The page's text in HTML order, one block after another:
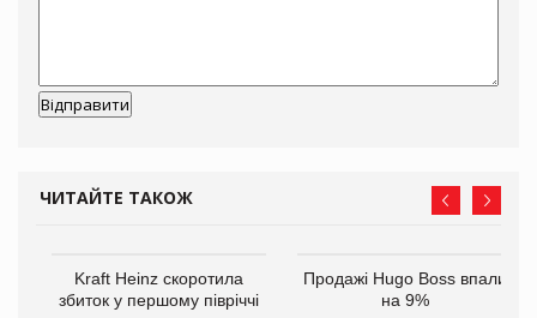
ЧИТАЙТЕ ТАКОЖ
Kraft Heinz скоротила
збиток у першому півріччі
Продажі Hugo Boss впали
на 9%